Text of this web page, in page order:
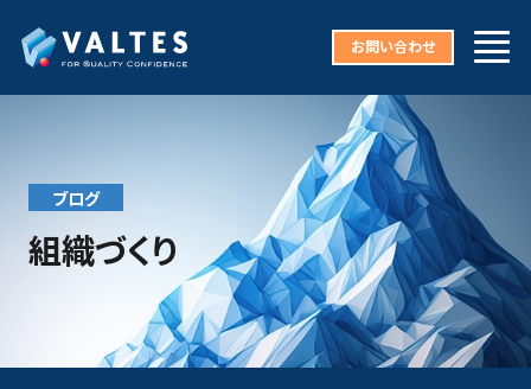
お問い合わせ
ブログ
組織づくり